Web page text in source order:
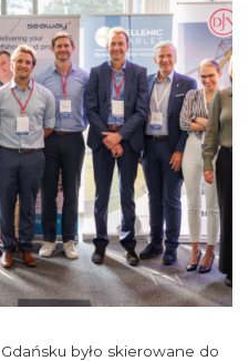
było skierowane do